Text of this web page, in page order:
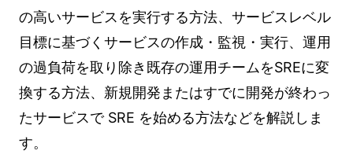
の高いサービスを実行する方法、サービスレベル
目標に基づくサービスの作成・監視・実行、運用
の過負荷を取り除き既存の運用チームをSREに変
換する方法、新規開発またはすでに開発が終わっ
たサービスで SRE を始める方法などを解説しま
す。